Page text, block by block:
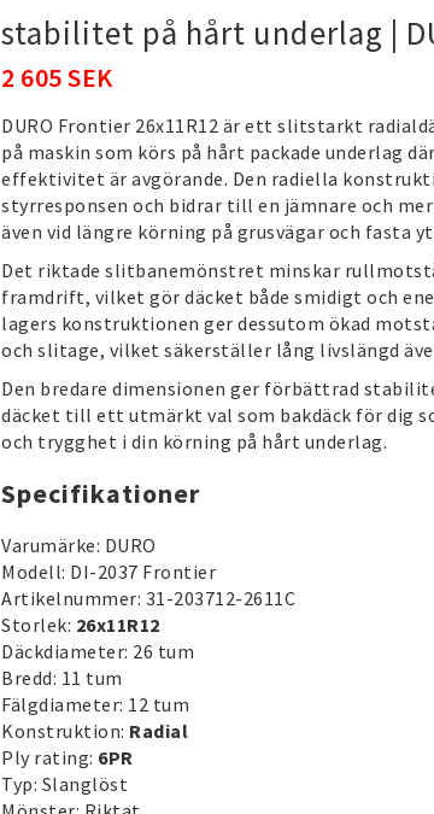
stabilitet på hårt underlag |
2 605 SEK
DURO Frontier 26x11R12 är ett slitstarkt
på maskin som körs på hårt packade underlag
effektivitet är avgörande. Den radiella
styrresponsen och bidrar till en jämnare och
även vid längre körning på grusvägar och fasta
Det riktade slitbanemönstret minskar
framdrift, vilket gör däcket både smidigt och
lagers konstruktionen ger dessutom ökad
och slitage, vilket säkerställer lång livslängd
Den bredare dimensionen ger förbättrad
däcket till ett utmärkt val som bakdäck för dig
och trygghet i din körning på hårt underlag.
Specifikationer
Varumärke: DURO
Modell: DI-2037 Frontier
Artikelnummer: 31-203712-2611C
Storlek: 26x11R12
Däckdiameter: 26 tum
Bredd: 11 tum
Fälgdiameter: 12 tum
Konstruktion: Radial
Ply rating: 6PR
Typ: Slanglöst